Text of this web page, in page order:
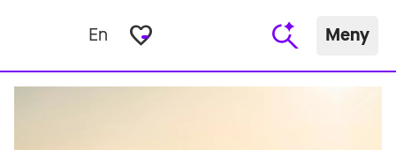
En favorite_border Meny